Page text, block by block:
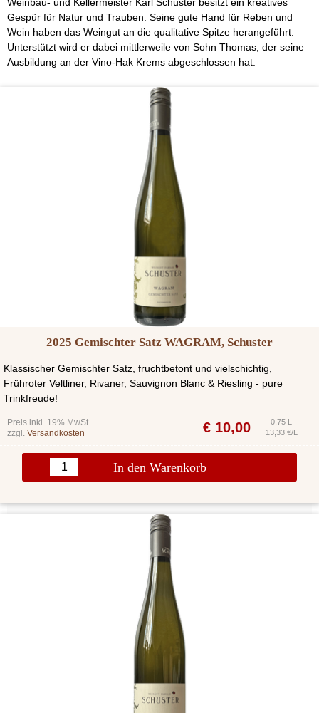
Weinbau- und Kellermeister Karl Schuster besitzt ein kreatives
Gespür für Natur und Trauben. Seine gute Hand für Reben und
Wein haben das Weingut an die qualitative Spitze herangeführt.
Unterstützt wird er dabei mittlerweile von Sohn Thomas, der seine
Ausbildung an der Vino-Hak Krems abgeschlossen hat.
2025 Gemischter Satz WAGRAM, Schuster
Klassischer Gemischter Satz, fruchtbetont und vielschichtig,
Frühroter Veltliner, Rivaner, Sauvignon Blanc & Riesling - pure
Trinkfreude!
Preis inkl. 19% MwSt.
zzgl. Versandkosten € 10,00
0,75 L
13,33 €/L
In den Warenkorb